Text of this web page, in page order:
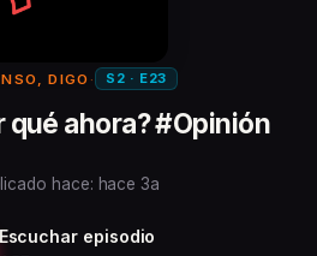
DIGO · S2 · E23
qué ahora? #Opinión
hace: hace 3a
Escuchar episodio